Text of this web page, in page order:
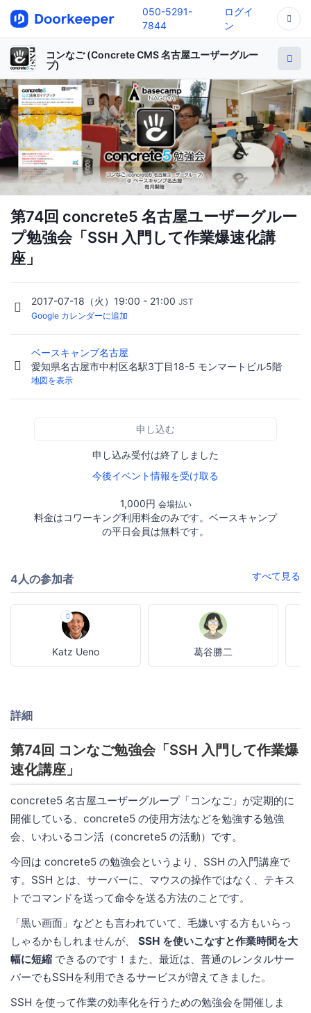
050-5291-
7844
ログイ
ン
コンなご (Concrete CMS 名古屋ユーザーグルー
プ)
第74回 concrete5 名古屋ユーザーグルー
プ勉強会「SSH 入門して作業爆速化講
座」
2017-07-18（火）19:00 - 21:00 JST
Google カレンダーに追加
ベースキャンプ名古屋
愛知県名古屋市中村区名駅3丁目18-5 モンマートビル5階
地図を表示
申し込む
申し込み受付は終了しました
今後イベント情報を受け取る
1,000円 会場払い
料金はコワーキング利用料金のみです。ベースキャンプ
の平日会員は無料です。
4人の参加者 すべて見る
Katz Ueno 葛谷勝二
詳細
第74回 コンなご勉強会「SSH 入門して作業爆
速化講座」
concrete5 名古屋ユーザーグループ「コンなご」が定期的に
開催している、concrete5 の使用方法などを勉強する勉強
会、いわいるコン活（concrete5 の活動）です。
今回は concrete5 の勉強会というより、SSH の入門講座で
す。SSH とは、サーバーに、マウスの操作ではなく、テキス
トでコマンドを送って命令を送る方法のことです。
「黒い画面」などとも言われていて、毛嫌いする方もいらっ
しゃるかもしれませんが、 SSH を使いこなすと作業時間を大
幅に短縮 できるのです！また、最近は、普通のレンタルサー
バーでもSSHを利用できるサービスが増えてきました。
SSH を使って作業の効率化を行うための勉強会を開催しま